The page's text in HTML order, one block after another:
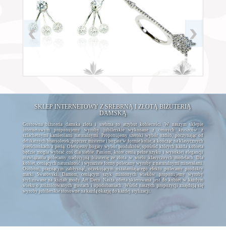
SKLEP INTERNETOWY Z SREBRNĄ I ZŁOTĄ BIŻUTERIĄ
DAMSKĄ
Gustowna biżuteria damska złota i srebrna to atrybut kobiecości. W naszym sklepie
internetowym proponujemy wyroby jubilerskie wykonane z cennych kruszców z
szlachetnymi kamieniami naturalnymi. Proponujemy szeroki wybór ozdób, poczynając od
delikatnych bransoletek, poprzez misterne i bogate w formie kolie, a kończąc na klasycznych
pierścionkach z perłą. Oferujemy bogaty wybór produktów, spośród których każda kobieta
będzie mogła wybrać coś dla siebie. Paniom, które cenią pełne szyku i wysokiej elegancji
rozwiązania polecamy tradycyjną biżuterię ze złota w wielu klasycznych modelach. Dla
kobiet, ceniących naturalność i wyraziste formy polecamy wyroby z naturalnymi minerałami.
Osobom, pragnącym zabłysnąć, oczekującym oszałamiającego efektu polecamy produkty
marki Swarovski. Damom, ceniącym szyk minionych wieków proponujemy wyroby
stylizowane na kształt mody Art Deco. Nasza oferta skierowana jest do kobiet w każdym
wieku o zróżnicowanych gustach i upodobaniach. Wśród naszych propozycji znajdują się
wyroby jubilerskie stosowne na każdą okazję do każdej stylizacji.